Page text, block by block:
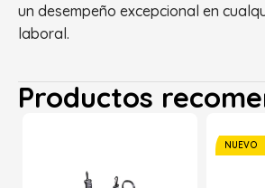
un desempeño excepcional en
laboral.
Productos
NUEVO